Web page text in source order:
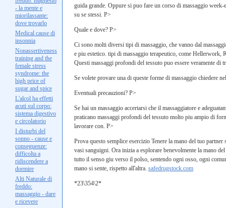
- la mente e
miorilassante:
dove trovarlo
Medical cause di
insonnia
Nonassertiveness
training and the
female stress
syndrome: the
high price of
sugar and spice
L'alcol ha effetti
acuti sul corpo:
sistema digestivo
e circolatorio
I disturbi del
sonno - cause e
conseguenze:
difficolta a
ridiscendere a
dormire
Alti Naturale di
freddo:
massaggio - dare
e ricevere
guida grande. Oppure si puo fare un corso di massaggio
su se stessi. P>
Quale e dove? P>
Ci sono molti diversi tipi di massaggio, che vanno dal
e piu estetico. tipi di massaggio terapeutico, come Hellerwork,
Questi massaggi profondi del tessuto puo essere veramente
Se volete provare una di queste forme di massaggio chiedere
Eventuali precauzioni? P>
Se hai un massaggio accertarsi che il massaggiatore e
praticano massaggi profondi del tessuto molto piu ampio di
lavorare con. P>
Prova questo semplice esercizio Tenere la mano del tuo
vasi sanguigni. Ora inizia a esplorare benevolmente la mano
tutto il senso giu verso il polso, sentendo ogni osso, ogni
mano si sente, rispetto all'altra. safedrugstock.com
*23\354\2*